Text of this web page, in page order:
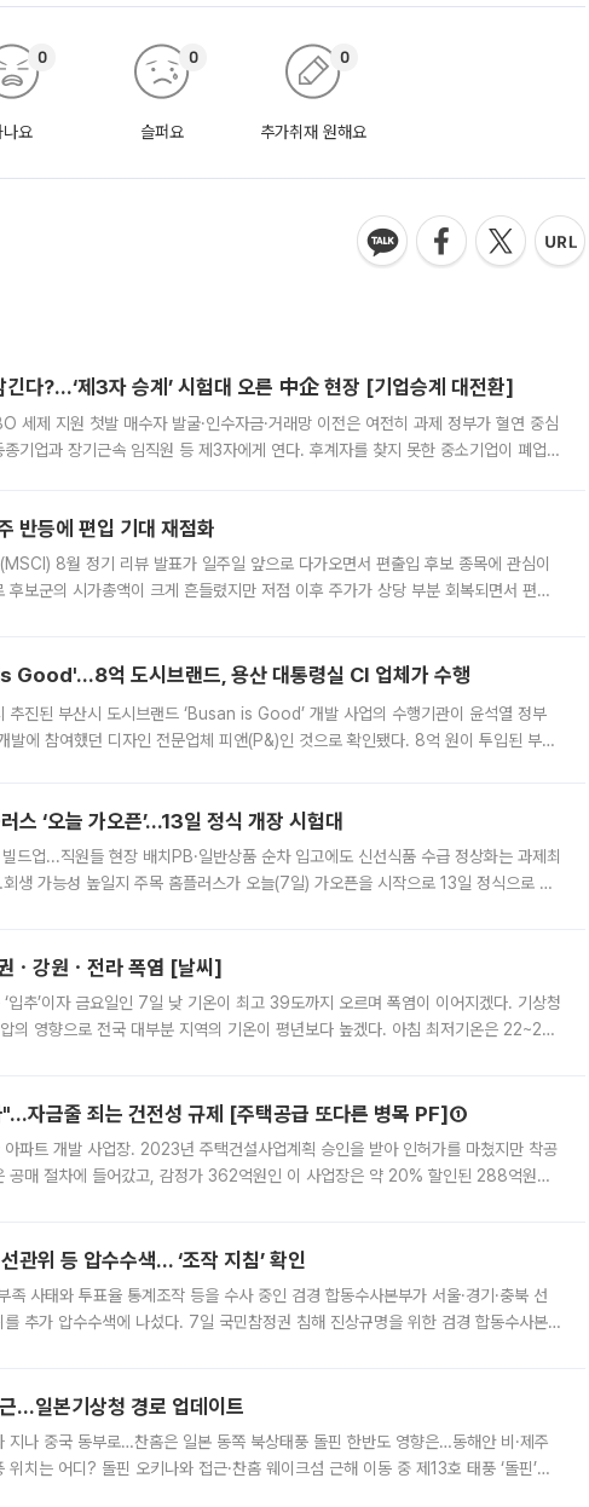
나요
0
슬퍼요
0
추가취재 원해요
0
긴다?…‘제3자 승계’ 시험대 오른 中企 현장 [기업승계 대전환]
세제 지원 첫발 매수자 발굴·인수자금·거래망 이전은 여전히 과제 정부가 혈연 중심
기업과 장기근속 임직원 등 제3자에게 연다. 후계자를 찾지 못한 중소기업이 폐업
반등에 편입 기대 재점화
8월 정기 리뷰 발표가 일주일 앞으로 다가오면서 편출입 후보 종목에 관심이
후보군의 시가총액이 크게 흔들렸지만 저점 이후 주가가 상당 부분 회복되면서 편입
Good'…8억 도시브랜드, 용산 대통령실 CI 업체가 수행
추진된 부산시 도시브랜드 ‘Busan is Good’ 개발 사업의 수행기관이 윤석열 정부
발에 참여했던 디자인 전문업체 피앤(P&)인 것으로 확인됐다. 8억 원이 투입된 부산
‘오늘 가오픈’...13일 정식 개장 시험대
드업...직원들 현장 배치PB·일반상품 순차 입고에도 신선식품 수급 정상화는 과제최
생 가능성 높일지 주목 홈플러스가 오늘(7일) 가오픈을 시작으로 13일 정식으로 재
ㆍ강원ㆍ전라 폭염 [날씨]
입추’이자 금요일인 7일 낮 기온이 최고 39도까지 오르며 폭염이 이어지겠다. 기상청
의 영향으로 전국 대부분 지역의 기온이 평년보다 높겠다. 아침 최저기온은 22~27
"…자금줄 죄는 건전성 규제 [주택공급 또다른 병목 PF]①
파트 개발 사업장. 2023년 주택건설사업계획 승인을 받아 인허가를 마쳤지만 착공
공매 절차에 들어갔고, 감정가 362억원인 이 사업장은 약 20% 할인된 288억원에
관위 등 압수수색… ‘조작 지침’ 확인
사태와 투표율 통계조작 등을 수사 중인 검경 합동수사본부가 서울·경기·충북 선
추가 압수수색에 나섰다. 7일 국민참정권 침해 진상규명을 위한 검경 합동수사본
…일본기상청 경로 업데이트
지나 중국 동부로…찬홈은 일본 동쪽 북상태풍 돌핀 한반도 영향은…동해안 비·제주
치는 어디? 돌핀 오키나와 접근·찬홈 웨이크섬 근해 이동 중 제13호 태풍 ‘돌핀’이